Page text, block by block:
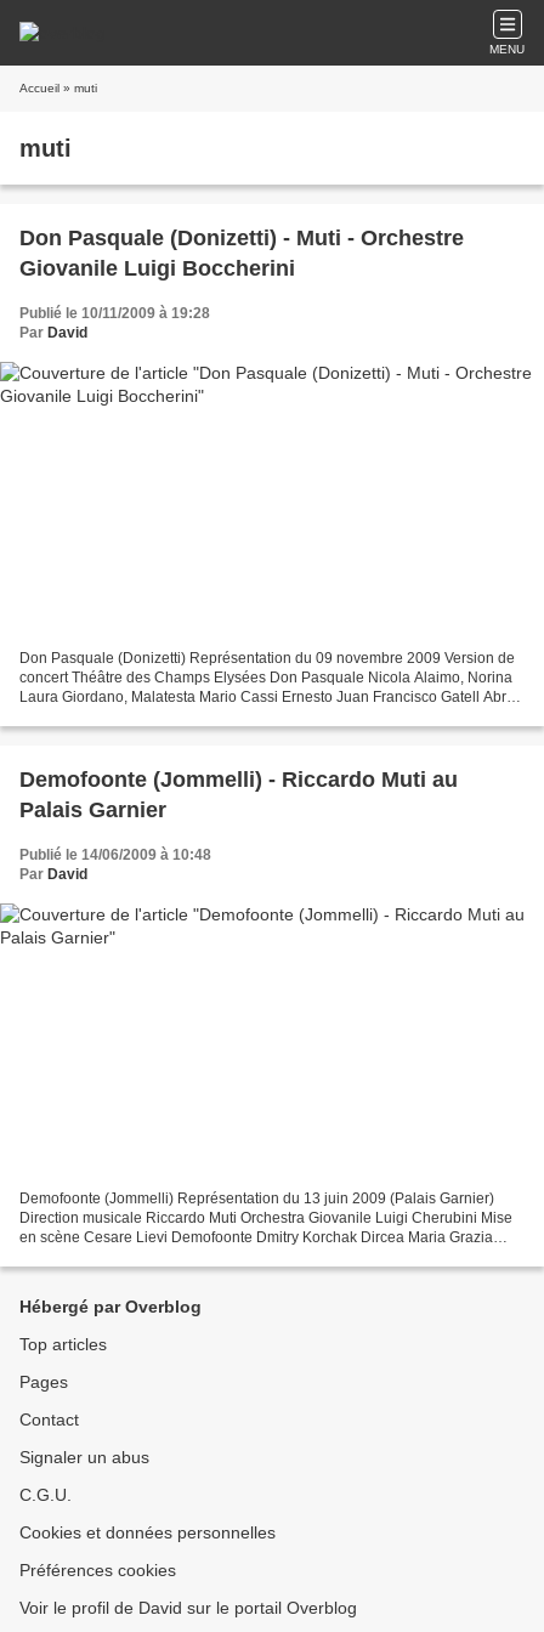
MENU
Accueil » muti
muti
Don Pasquale (Donizetti) - Muti - Orchestre
Giovanile Luigi Boccherini
Publié le 10/11/2009 à 19:28
Par David
Don Pasquale (Donizetti) Représentation du 09 novembre 2009 Version de
concert Théâtre des Champs Elysées Don Pasquale Nicola Alaimo, Norina
Laura Giordano, Malatesta Mario Cassi Ernesto Juan Francisco Gatell Abre,
Demofoonte (Jommelli) - Riccardo Muti au
Palais Garnier
Publié le 14/06/2009 à 10:48
Par David
Demofoonte (Jommelli) Représentation du 13 juin 2009 (Palais Garnier)
Direction musicale Riccardo Muti Orchestra Giovanile Luigi Cherubini Mise
en scène Cesare Lievi Demofoonte Dmitry Korchak Dircea Maria Grazia
Hébergé par Overblog
Top articles
Pages
Contact
Signaler un abus
C.G.U.
Cookies et données personnelles
Préférences cookies
Voir le profil de David sur le portail Overblog